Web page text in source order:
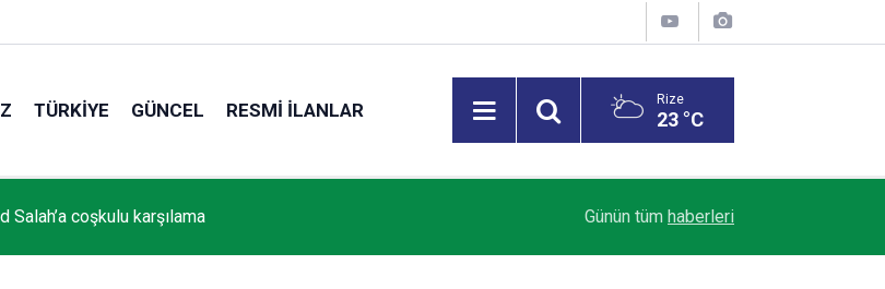
TÜRKIYE GÜNCEL RESMI İLANLAR Rize
23 °C
Salah’a coşkulu karşılama Trabzon'da trafik kazası: 1 ölü
Günün tüm haberleri